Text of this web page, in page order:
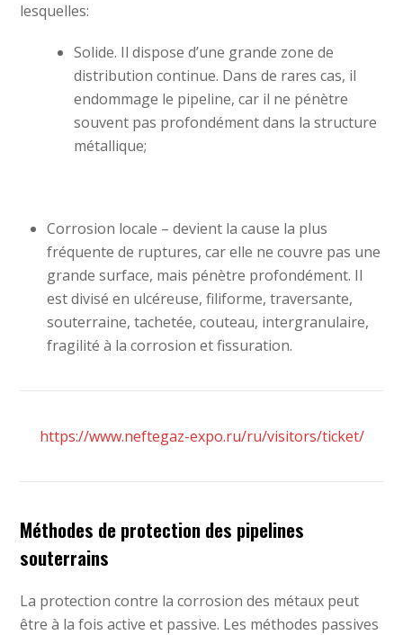
lesquelles:
Solide. Il dispose d’une grande zone de
distribution continue. Dans de rares cas, il
endommage le pipeline, car il ne pénètre
souvent pas profondément dans la structure
métallique;
Corrosion locale – devient la cause la plus
fréquente de ruptures, car elle ne couvre pas une
grande surface, mais pénètre profondément. Il
est divisé en ulcéreuse, filiforme, traversante,
souterraine, tachetée, couteau, intergranulaire,
fragilité à la corrosion et fissuration.
https://www.neftegaz-expo.ru/ru/visitors/ticket/
Méthodes de protection des pipelines
souterrains
La protection contre la corrosion des métaux peut
être à la fois active et passive. Les méthodes passives